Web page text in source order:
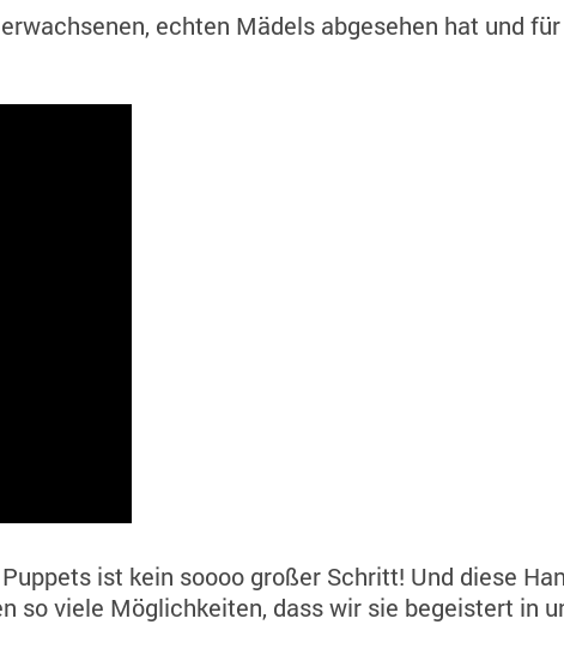
echten Mädels abgesehen hat und
ist kein soooo großer Schritt! Und diese
so viele Möglichkeiten, dass wir sie begeistert in